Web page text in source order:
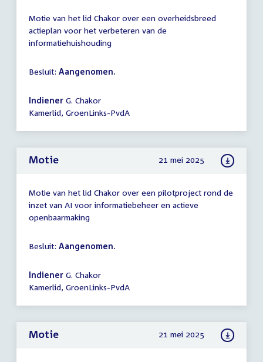
Motie van het lid Chakor over een overheidsbreed
actieplan voor het verbeteren van de
informatiehuishouding
Besluit: Aangenomen.
Indiener G. Chakor
Kamerlid, GroenLinks-PvdA
Motie 21 mei 2025
Motie van het lid Chakor over een pilotproject rond de
inzet van AI voor informatiebeheer en actieve
openbaarmaking
Besluit: Aangenomen.
Indiener G. Chakor
Kamerlid, GroenLinks-PvdA
Motie 21 mei 2025